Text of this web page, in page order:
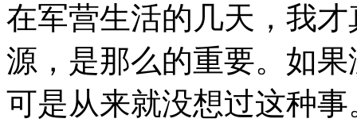
在军营生活的几天，我
源，是那么的重要。如
可是从来就没想过这种